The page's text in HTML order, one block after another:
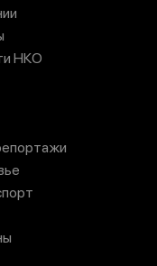
НКО